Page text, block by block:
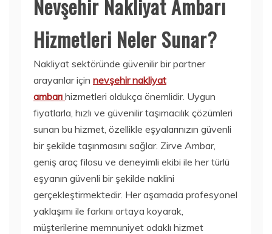
Nevşehir Nakliyat Ambarı
Hizmetleri Neler Sunar?
Nakliyat sektöründe güvenilir bir partner
arayanlar için nevşehir nakliyat
ambarı hizmetleri oldukça önemlidir. Uygun
fiyatlarla, hızlı ve güvenilir taşımacılık çözümleri
sunan bu hizmet, özellikle eşyalarınızın güvenli
bir şekilde taşınmasını sağlar. Zirve Ambar,
geniş araç filosu ve deneyimli ekibi ile her türlü
eşyanın güvenli bir şekilde naklini
gerçekleştirmektedir. Her aşamada profesyonel
yaklaşımı ile farkını ortaya koyarak,
müşterilerine memnuniyet odaklı hizmet